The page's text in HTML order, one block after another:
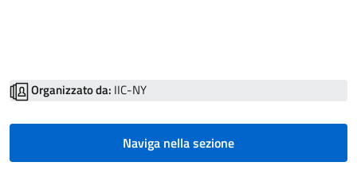
Organizzato da: IIC-NY
Naviga nella sezione